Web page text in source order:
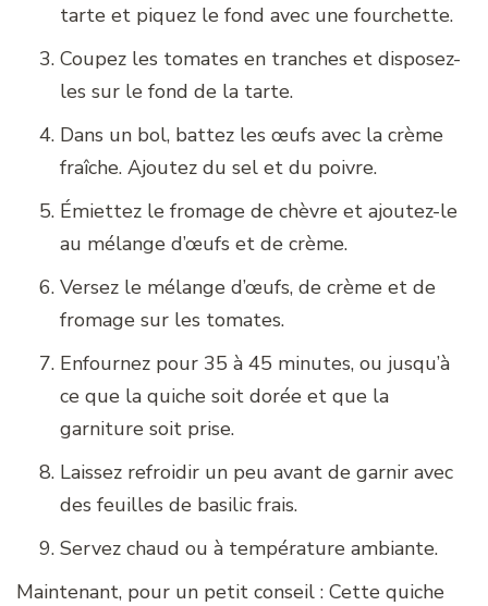
tarte et piquez le fond avec une fourchette.
Coupez les tomates en tranches et disposez-
les sur le fond de la tarte.
Dans un bol, battez les œufs avec la crème
fraîche. Ajoutez du sel et du poivre.
Émiettez le fromage de chèvre et ajoutez-le
au mélange d’œufs et de crème.
Versez le mélange d’œufs, de crème et de
fromage sur les tomates.
Enfournez pour 35 à 45 minutes, ou jusqu’à
ce que la quiche soit dorée et que la
garniture soit prise.
Laissez refroidir un peu avant de garnir avec
des feuilles de basilic frais.
Servez chaud ou à température ambiante.
Maintenant, pour un petit conseil : Cette quiche